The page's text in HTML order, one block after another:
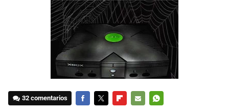
32 comentarios